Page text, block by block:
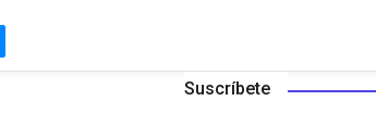
Suscríbete